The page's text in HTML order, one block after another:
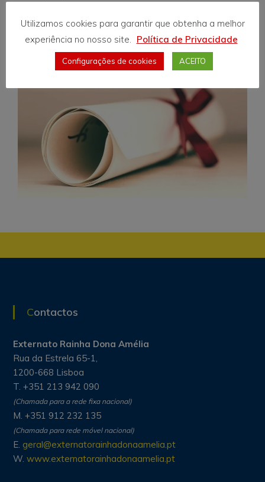
Contactos
Externato Rainha Dona Amélia
Rua da Estrela 65-1,
1200-668 Lisboa
T. +351 213 942 090
(Chamada para a rede fixa nacional)
M. +351 912 232 135
(Chamada para rede móvel nacional)
E. geral@externatorainhadonaamelia.pt
W. www.externatorainhadonaamelia.pt
Utilizamos cookies para garantir que obtenha a melhor
experiência no nosso site. Política de Privacidade
Configurações de cookies ACEITO